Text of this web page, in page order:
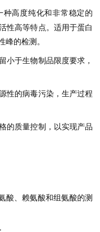
种高度纯化和非常稳定的
性高等特点。适用于蛋白
峰的检测。
小于生物制品限度要求，
性的病毒污染，生产过程
的质量控制，以实现产品
酸、赖氨酸和组氨酸的测